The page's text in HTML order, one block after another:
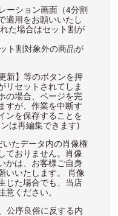
ーション画面（4分割
適用をお願いいたし
た場合はセット割が
ト割対象外の商品が
新】等のボタンを押
リセットされてしま
の場合、ページを完
すが、作業を中断す
ンを保存することを
は再編集できます)
たデータ内の肖像権
ておりません。肖像
かは、お客様ご自身
いいたします。 肖像
じた場合でも、当店
ください。
公序良俗に反する内